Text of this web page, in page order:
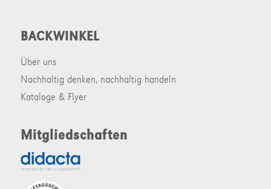
BACKWINKEL
Über uns
Nachhaltig denken, nachhaltig handeln
Kataloge & Flyer
Mitgliedschaften